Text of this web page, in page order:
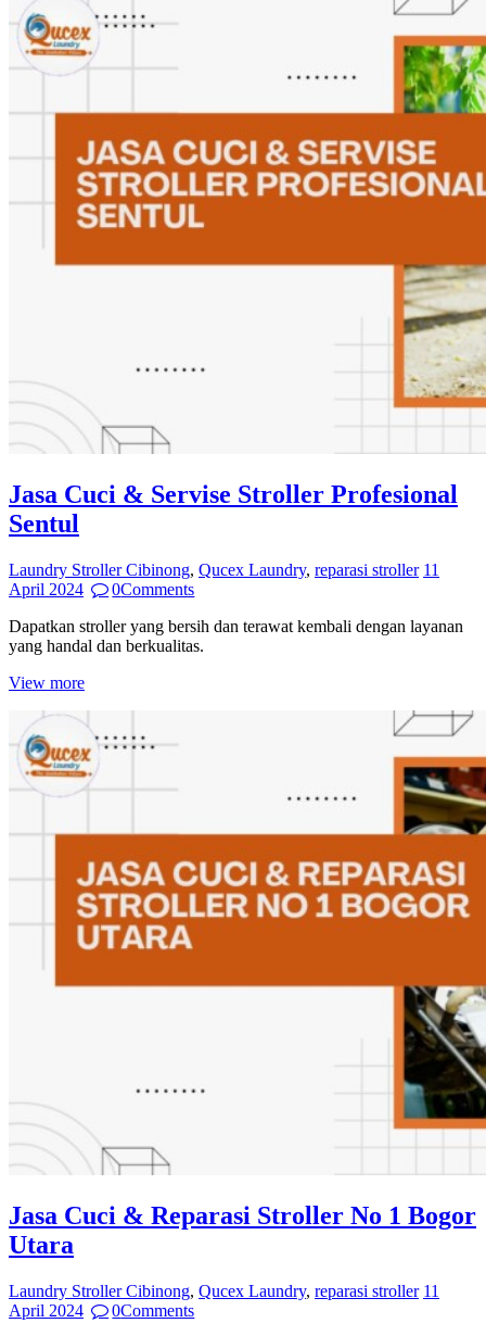
Jasa Cuci & Servise Stroller Profesional
Sentul
Laundry Stroller Cibinong, Qucex Laundry, reparasi stroller 11
April 2024
0Comments
Dapatkan stroller yang bersih dan terawat kembali dengan layanan
yang handal dan berkualitas.
View more
Jasa Cuci & Reparasi Stroller No 1 Bogor
Utara
Laundry Stroller Cibinong, Qucex Laundry, reparasi stroller 11
April 2024
0Comments